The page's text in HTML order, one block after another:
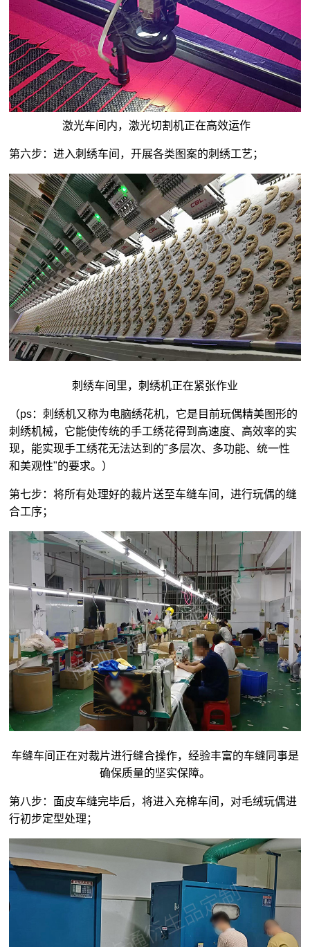
激光车间内，激光切割机正在高效运作
第六步：进入刺绣车间，开展各类图案的刺绣工艺；
刺绣车间里，刺绣机正在紧张作业
（ps：刺绣机又称为电脑绣花机，它是目前玩偶精美图形的
刺绣机械，它能使传统的手工绣花得到高速度、高效率的实
现，能实现手工绣花无法达到的"多层次、多功能、统一性
和美观性"的要求。）
第七步：将所有处理好的裁片送至车缝车间，进行玩偶的缝
合工序；
车缝车间正在对裁片进行缝合操作，经验丰富的车缝同事是
确保质量的坚实保障。
第八步：面皮车缝完毕后，将进入充棉车间，对毛绒玩偶进
行初步定型处理；